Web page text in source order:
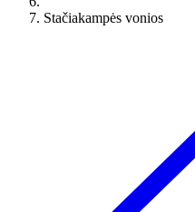
Stačiakampės vonios